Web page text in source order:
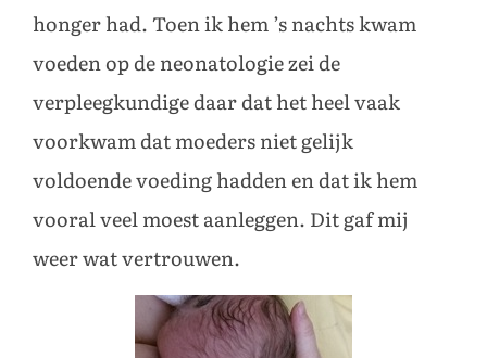
honger had. Toen ik hem ’s nachts kwam
voeden op de neonatologie zei de
verpleegkundige daar dat het heel vaak
voorkwam dat moeders niet gelijk
voldoende voeding hadden en dat ik hem
vooral veel moest aanleggen. Dit gaf mij
weer wat vertrouwen.